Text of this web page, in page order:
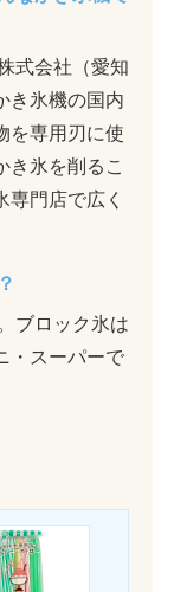
式会社（愛知
き氷機の国内
を専用刃に使
き氷を削るこ
門店で広く
ブロック氷は
・スーパーで